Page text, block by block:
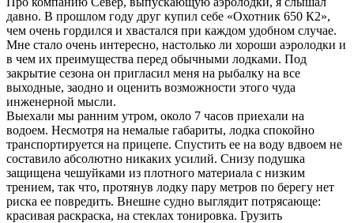
давно. В прошлом году друг купил себе «Охотник 650 К2»,
чем очень гордился и хвастался при каждом удобном случае.
Мне стало очень интересно, настолько ли хороши аэролодки и
в чем их преимущества перед обычными лодками. Под
закрытие сезона он пригласил меня на рыбалку на все
выходные, заодно и оценить возможности этого чуда
инженерной мысли.
Выехали мы ранним утром, около 7 часов приехали на
водоем. Несмотря на немалые габариты, лодка спокойно
транспортируется на прицепе. Спустить ее на воду вдвоем не
составило абсолютно никаких усилий. Снизу подушка
защищена чешуйками из плотного материала с низким
трением, так что, протянув лодку пару метров по берегу нет
риска ее повредить. Внешне судно выглядит потрясающе:
красивая раскраска, на стеклах тонировка. Грузить